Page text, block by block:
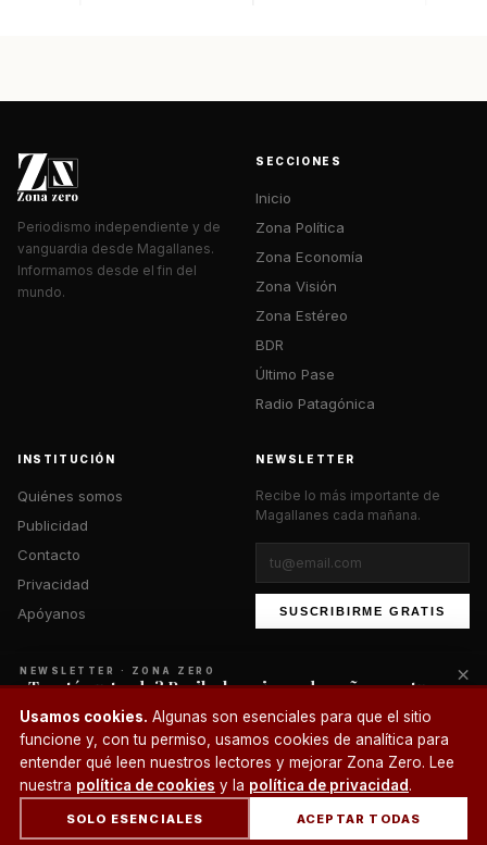
Periodismo independiente y de
vanguardia desde Magallanes.
Informamos desde el fin del
mundo.
SECCIONES
Inicio
Zona Política
Zona Economía
Zona Visión
Zona Estéreo
BDR
Último Pase
Radio Patagónica
INSTITUCIÓN
Quiénes somos
Publicidad
Contacto
Privacidad
Apóyanos
NEWSLETTER
Recibe lo más importante de
Magallanes cada mañana.
SUSCRIBIRME GRATIS
© 2026 Zona Zero Media. Todos los derechos reservados.
Usamos cookies. Algunas son esenciales para que el sitio
funcione y, con tu permiso, usamos cookies de analítica para
entender qué leen nuestros lectores y mejorar Zona Zero. Lee
nuestra política de cookies y la política de privacidad.
SOLO ESENCIALES ACEPTAR TODAS
¿Un café?
INICIO SECCIONES BUSCAR CUENTA
NEWSLETTER · ZONA ZERO
¿Te está gustando? Recibe lo mejor cada mañana en tu
correo.
SUSCRIBIRME
×